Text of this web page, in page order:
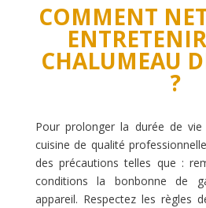
COMMENT
CHALUMEAU
?
Pour prolonger la durée de
cuisine de qualité
des précautions telles que :
conditions la bonbonne de
appareil. Respectez les règles